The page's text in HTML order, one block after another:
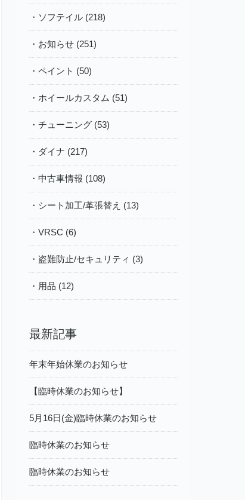
・ソフテイル (218)
・お知らせ (251)
・ペイント (50)
・ホイールカスタム (51)
・チューニング (53)
・ダイナ (217)
・中古車情報 (108)
・シート加工/革張替え (13)
・VRSC (6)
・盗難防止/セキュリティ (3)
・用品 (12)
最新記事
年末年始休業のお知らせ
【臨時休業のお知らせ】
5月16日(金)臨時休業のお知らせ
臨時休業のお知らせ
臨時休業のお知らせ